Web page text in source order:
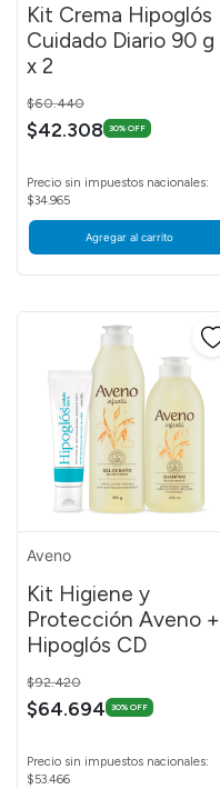
Kit Crema Hipoglós
Cuidado Diario 90 g
x 2
Price reduced from
$60.440
$42.308 30% OFF
Precio sin impuestos nacionales:
$34.965
Agregar al carrito
Aveno
Kit Higiene y
Protección Aveno +
Hipoglós CD
Price reduced from
$92.420
$64.694 30% OFF
Precio sin impuestos nacionales:
$53.466